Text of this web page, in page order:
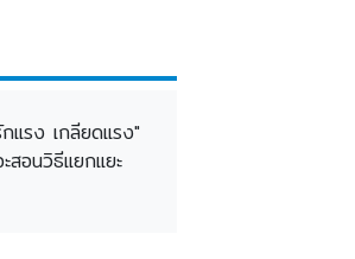
แรง เกลียดแรง"
อนวิธีแยกแยะ